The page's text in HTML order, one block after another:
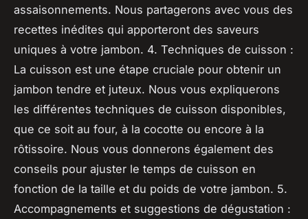
assaisonnements. Nous partagerons avec vous des
recettes inédites qui apporteront des saveurs
uniques à votre jambon. 4. Techniques de cuisson :
La cuisson est une étape cruciale pour obtenir un
jambon tendre et juteux. Nous vous expliquerons
les différentes techniques de cuisson disponibles,
que ce soit au four, à la cocotte ou encore à la
rôtissoire. Nous vous donnerons également des
conseils pour ajuster le temps de cuisson en
fonction de la taille et du poids de votre jambon. 5.
Accompagnements et suggestions de dégustation :